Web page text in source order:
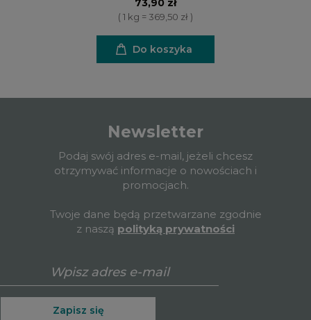
73,90 zł
( 1 kg = 369,50 zł )
Do koszyka
Newsletter
Podaj swój adres e-mail, jeżeli chcesz
otrzymywać informacje o nowościach i
promocjach.
Twoje dane będą przetwarzane zgodnie
z naszą polityką prywatności
Zapisz się